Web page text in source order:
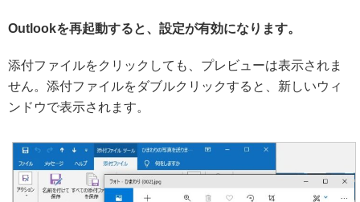
Outlookを再起動すると、設定が有効になります。
添付ファイルをクリックしても、プレビューは表示されま
せん。添付ファイルをダブルクリックすると、新しいウィ
ンドウで表示されます。